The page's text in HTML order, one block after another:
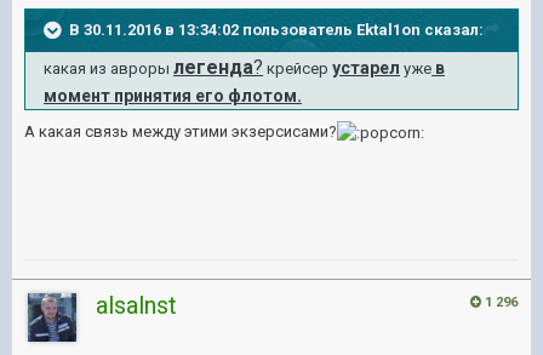
В 30.11.2016 в 13:34:02 пользователь Ektal1on сказал:
какая из авроры легенда? крейсер устарел уже в
момент принятия его флотом.
А какая связь между этими экзерсисами?
1 296
alsalnst